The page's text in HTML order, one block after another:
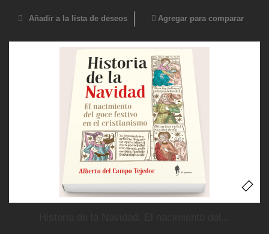
Añadir a la lista de deseos Agregar para comparar